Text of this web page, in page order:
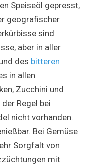
Speiseöl gepresst,
geografischer
sind
aber in aller
des bitteren
in allen
Zucchini und
Regel bei
nicht vorhanden.
Bei Gemüse
Sorgfalt von
mit